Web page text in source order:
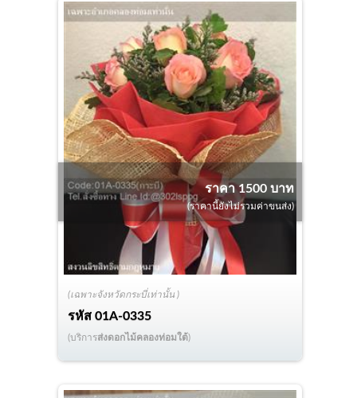
(เฉพาะจังหวัดกระบี่เท่านั้น )
รหัส01A-0335
ราคา 1500 บาท
(ราคานี้ยังไม่รวมค่าขนส่ง)
(บริการส่งดอกไม้คลองท่อมใต้)